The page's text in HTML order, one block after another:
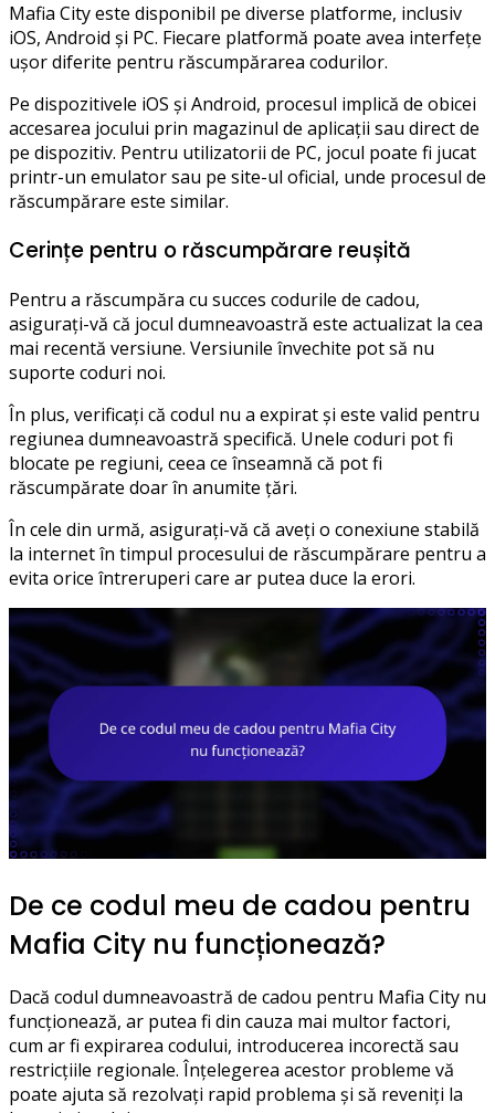
Mafia City este disponibil pe diverse platforme, inclusiv
iOS, Android și PC. Fiecare platformă poate avea interfețe
ușor diferite pentru răscumpărarea codurilor.
Pe dispozitivele iOS și Android, procesul implică de obicei
accesarea jocului prin magazinul de aplicații sau direct de
pe dispozitiv. Pentru utilizatorii de PC, jocul poate fi jucat
printr-un emulator sau pe site-ul oficial, unde procesul de
răscumpărare este similar.
Cerințe pentru o răscumpărare reușită
Pentru a răscumpăra cu succes codurile de cadou,
asigurați-vă că jocul dumneavoastră este actualizat la cea
mai recentă versiune. Versiunile învechite pot să nu
suporte coduri noi.
În plus, verificați că codul nu a expirat și este valid pentru
regiunea dumneavoastră specifică. Unele coduri pot fi
blocate pe regiuni, ceea ce înseamnă că pot fi
răscumpărate doar în anumite țări.
În cele din urmă, asigurați-vă că aveți o conexiune stabilă
la internet în timpul procesului de răscumpărare pentru a
evita orice întreruperi care ar putea duce la erori.
De ce codul meu de cadou pentru
Mafia City nu funcționează?
Dacă codul dumneavoastră de cadou pentru Mafia City nu
funcționează, ar putea fi din cauza mai multor factori,
cum ar fi expirarea codului, introducerea incorectă sau
restricțiile regionale. Înțelegerea acestor probleme vă
poate ajuta să rezolvați rapid problema și să reveniți la